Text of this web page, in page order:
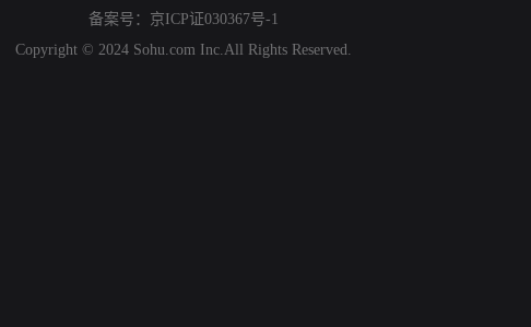
备案号： 京ICP证030367号-1
Copyright © 2024 Sohu.com Inc.All Rights Reserved.